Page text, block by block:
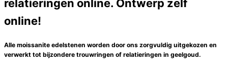
relatieringen online. Ontwerp zelf
online!
Alle moissanite edelstenen worden door ons zorgvuldig uitgekozen en
verwerkt tot bijzondere trouwringen of relatieringen in geelgoud.